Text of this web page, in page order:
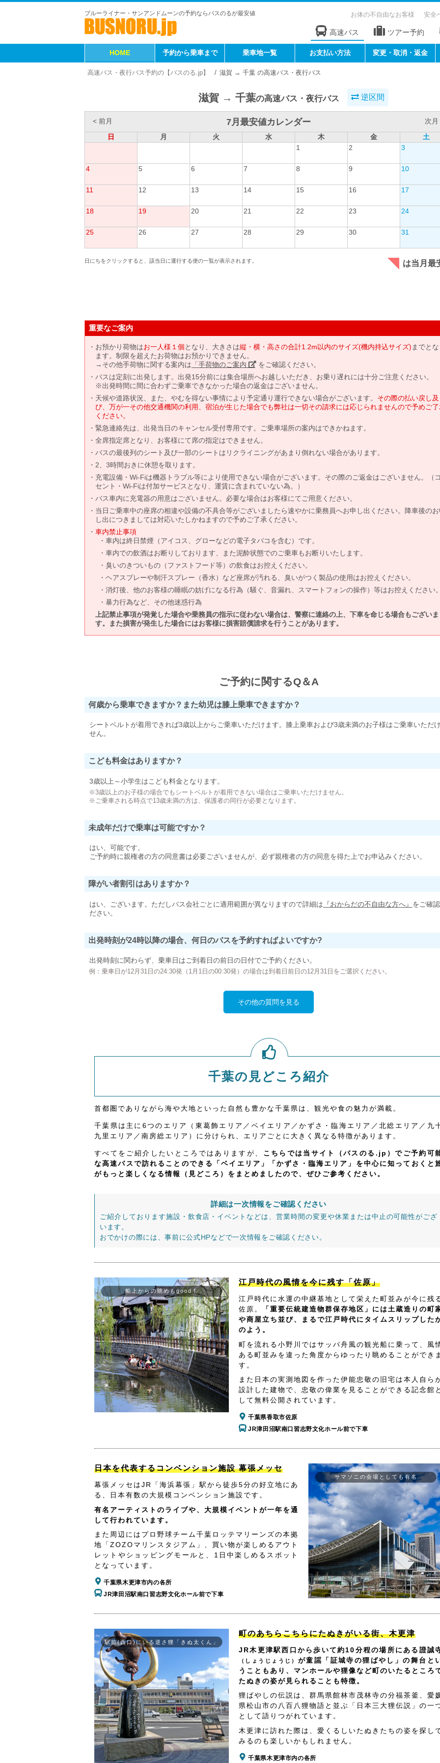
ブルーライナー・サンアンドムーンの予約ならバスのるが最安値 お体の不自由なお客様 安全
高速バス ツアー予約
HOME 予約から乗車まで 乗車地一覧 お支払い方法 変更・取消・返金
高速バス・夜行バス予約の【バスのる.jp】 滋賀 → 千葉 の高速バス・夜行バス
滋賀 → 千葉の高速バス・夜行バス 逆区間
< 前月 7月最安値カレンダー
次月
日
月 火 水 木 金
土
1
2 3
4 5 6 7 8 9 10
11 12 13 14 15 16 17
18 19 20 21 22 23 24
25 26 27 28 29 30 31
日にちをクリックすると、該当日に運行する便の一覧が表示されます。 は当月最
重要なご案内
お預かり荷物はお一人様１個となり、大きさは縦・横・高さの合計1.2m以内のサイズ(機内持込サイズ) までと
ます。制限を超えたお荷物はお預かりできません。
→その他手荷物に関する案内は 「手荷物のご案内」 をご確認ください。
バスは定刻に出発します。出発15分前には集合場所へお越しいただき、お乗り遅れには十分ご注意ください。
※出発時間に間に合わずご乗車できなかった場合の返金はございません。
天候や道路状況、また、やむを得ない事情により予定通り運行できない場合がございます。 その際の払い戻し及
び、万が一その他交通機関の利用、宿泊が生じた場合でも弊社は一切その請求には応じられませんので予めご
ください。
緊急連絡先は、出発当日のキャンセル受付専用です。ご乗車場所の案内はできかねます。
全席指定席となり、お客様にて席の指定はできません。
バスの最後列のシート及び一部のシートはリクライニングがあまり倒れない場合があります。
2、3時間おきに休憩を取ります。
充電設備・Wi-Fiは機器トラブル等により使用できない場合がございます。その際のご返金はございません。（
セント・Wi-Fiは付加サービスとなり、運賃に含まれていない為。）
バス車内に充電器の用意はございません。必要な場合はお客様にてご用意ください。
当日ご乗車中の座席の相違や設備の不具合等がございましたら速やかに乗務員へお申し出ください。降車後の
し出につきましては対応いたしかねますので予めご了承ください。
車内禁止事項
車内は終日禁煙（アイコス、グローなどの電子タバコを含む）です。
車内での飲酒はお断りしております、また泥酔状態でのご乗車もお断りいたします。
臭いのきついもの（ファストフード等）の飲食はお控えください。
ヘアスプレーや制汗スプレー（香水）など座席が汚れる、臭いがつく製品の使用はお控えください。
消灯後、他のお客様の睡眠の妨げになる行為（騒ぐ、音漏れ、スマートフォンの操作）等はお控えください
暴力行為など、その他迷惑行為
上記禁止事項が発覚した場合や乗務員の指示に従わない場合は、警察に連絡の上、下車を命じる場合もございま
す。また損害が発生した場合にはお客様に損害賠償請求を行うことがあります。
ご予約に関するQ＆A
何歳から乗車できますか？また幼児は膝上乗車できますか？
シートベルトが着用できれば3歳以上からご乗車いただけます。膝上乗車および3歳未満のお子様はご乗車いただ
せん。
こども料金はありますか？
3歳以上～小学生はこども料金となります。
※3歳以上のお子様の場合でもシートベルトが着用できない場合はご乗車いただけません。
※ご乗車される時点で13歳未満の方は、保護者の同行が必要となります。
未成年だけで乗車は可能ですか？
はい、可能です。
ご予約時に親権者の方の同意書は必要ございませんが、必ず親権者の方の同意を得た上でお申込みください。
障がい者割引はありますか？
はい、ございます。ただしバス会社ごとに適用範囲が異なりますので詳細は 『おからだの不自由な方へ』 をご確
ださい。
出発時刻が24時以降の場合、何日のバスを予約すればよいですか?
出発時刻に関わらず、乗車日はご到着日の前日の日付でご予約ください。
例：乗車日が12月31日の24:30発（1月1日の00:30発）の場合は到着日前日の12月31日をご選択ください。
その他の質問を見る
千葉の見どころ紹介
首都圏でありながら海や大地といった自然も豊かな千葉県は、観光や食の魅力が満載。
千葉県は主に6つのエリア（東葛飾エリア／ベイエリア／かずさ・臨海エリア／北総エリア／九
九里エリア／南房総エリア）に分けられ、エリアごとに大きく異なる特徴があります。
すべてをご紹介したいところではありますが、 こちらでは当サイト（バスのる.jp）でご予約可
な高速バスで訪れることのできる「ベイエリア」「かずさ・臨海エリア」を中心に知っておくと
がもっと楽しくなる情報（見どころ）をまとめましたので、ぜひご参考ください。
詳細は一次情報をご確認ください
ご紹介しております施設・飲食店・イベントなどは、営業時間の変更や休業または中止の可能性がござ
います。
おでかけの際には、事前に公式HPなどで一次情報をご確認ください。
船上からの眺めもgood！
江戸時代の風情を今に残す「佐原」
江戸時代に水運の中継基地として栄えた町並みが今に残
佐原。
「重要伝統建造物群保存地区」には土蔵造りの町
や商屋立ち並び、まるで江戸時代にタイムスリップした
のよう。
町を流れる小野川ではサッパ舟風の観光船に乗って、風
ある町並みを違った角度からゆったり眺めることができ
す。
また日本の実測地図を作った伊能忠敬の旧宅は本人自ら
設計した建物で、忠敬の偉業を見ることができる記念館
して無料公開されています。
千葉県香取市佐原
JR津田沼駅南口習志野文化ホール前で下車
日本を代表するコンベンション施設 幕張メッセ
幕張メッセはJR「海浜幕張」駅から徒歩5分の好立地にあ
る、日本有数の大規模コンベンション施設です。
有名アーティストのライブや、大規模イベントが一年を通
して行われています。
また周辺にはプロ野球チーム千葉ロッテマリーンズの本拠
地「ZOZOマリンスタジアム」、買い物が楽しめるアウト
レットやショッピングモールと、1日中楽しめるスポット
となっています。
千葉県木更津市内の各所
JR津田沼駅南口習志野文化ホール前で下車
サマソニの会場としても有名
駅前(西口)にいる逆さ狸「きぬ太くん」
町のあちらこちらにたぬきがいる街、木更津
JR木更津駅西口から歩いて約10分程の場所にある證誠
（しょうじょうじ） が童謡「証城寺の狸ばやし」の舞台と
うこともあり、マンホールや狸像など町のいたるところ
たぬきの姿が見られることも特徴。
狸ばやしの伝説は、群馬県館林市茂林寺の分福茶釜、愛
県松山市の八百八狸物語と並ぶ「日本三大狸伝説」の一
として語りつがれています。
木更津に訪れた際は、愛くるしいたぬきたちの姿を探し
みるのも楽しいかもしれません。
千葉県木更津市内の各所